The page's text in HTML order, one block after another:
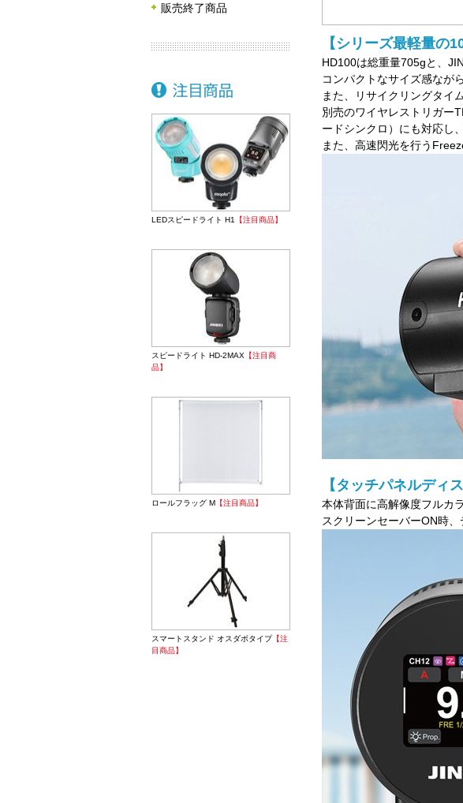
【シリーズ最軽量の
HD100は総重量705gと、
コンパクトなサイズ感なが
また、リサイクリングタイ
別売のワイヤレストリガー
ードシンクロ）にも対応し
また、高速閃光を行う
【タッチパネルディ
本体背面に高解像度フルカ
スクリーンセーバーON時
販売終了商品
LEDスピードライト H1 【注目商品】
スピードライト HD-2MAX 【注目商
品】
ロールフラッグ M 【注目商品】
スマートスタンド オスダボタイプ【注
目商品】